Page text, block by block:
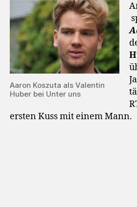
Aaron Koszuta als Valentin
Huber bei Unter uns
ersten Kuss mit einem Mann.